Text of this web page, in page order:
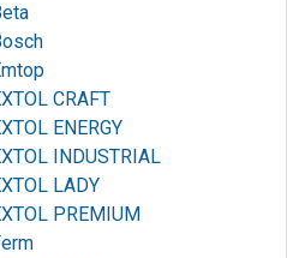
CRAFT
ENERGY
INDUSTRIAL
LADY
PREMIUM